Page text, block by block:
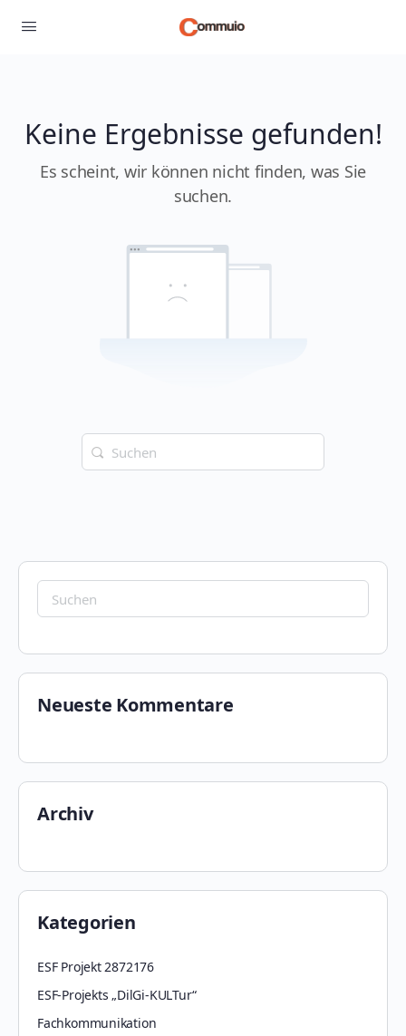
Keine Ergebnisse gefunden!
Es scheint, wir können nicht finden, was Sie
suchen.
Suchen
nach:
Suchen
nach:
Neueste Kommentare
Archiv
Kategorien
ESF Projekt 2872176
ESF-Projekts „DilGi-KULTur“
Fachkommunikation